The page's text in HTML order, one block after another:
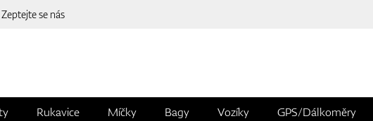
Zeptejte se nás
Rukavice Míčky Bagy Vozíky GPS/Dálkoměry